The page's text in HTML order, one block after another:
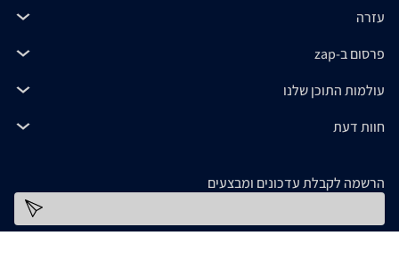
עזרה
פרסום ב-zap
עולמות התוכן שלנו
חוות דעת
הרשמה לקבלת עדכונים ומבצעים